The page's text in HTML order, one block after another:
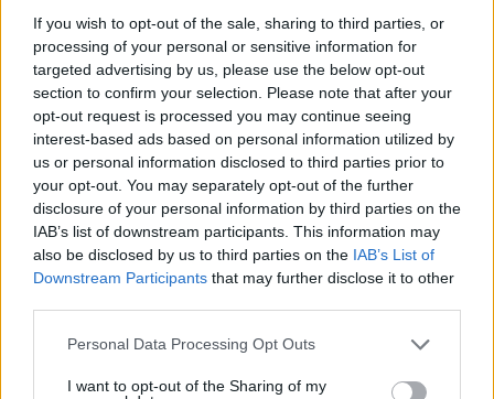
If you wish to opt-out of the sale, sharing to third parties, or
processing of your personal or sensitive information for
targeted advertising by us, please use the below opt-out
section to confirm your selection. Please note that after your
opt-out request is processed you may continue seeing
interest-based ads based on personal information utilized by
us or personal information disclosed to third parties prior to
your opt-out. You may separately opt-out of the further
disclosure of your personal information by third parties on the
IAB’s list of downstream participants. This information may
also be disclosed by us to third parties on the IAB’s List of
Downstream Participants that may further disclose it to other
Please note that this website/app uses one or more Google
not limited to your visit or usage behaviour. You may click to
Personal Data Processing Opt Outs
I want to opt-out of the Sharing of my
Πήγαν να κλέψουν καλώδια στον Άγιο Στέφανο, ο
ένας έπαθε ηλεκτροπληξία και έπεσε από ύψος, οι
δύο συνεργοί του τον παράτησαν νεκρό σε
06.08.2026, 12:10